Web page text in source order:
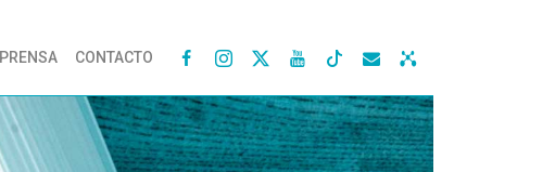
PRENSA CONTACTO    